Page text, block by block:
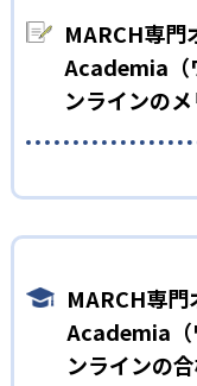
とりの特徴に合わせ
ながら受験合格を目指
MARCH専門
Academia（
ンラインの
活リズムなどを全て
を作成する。このカ
理なく自分のペース
どん
MARCH専門
Academia（
ンラインの